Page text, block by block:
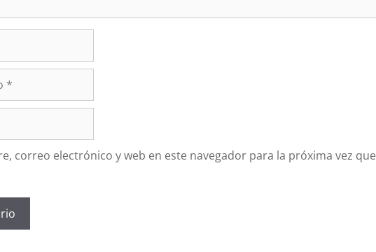
correo electrónico y web en este navegador para la próxima vez que